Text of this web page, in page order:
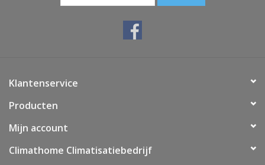
Warmtepompen
Klantenservice
Producten
Mijn account
Climathome Climatisatiebedrijf